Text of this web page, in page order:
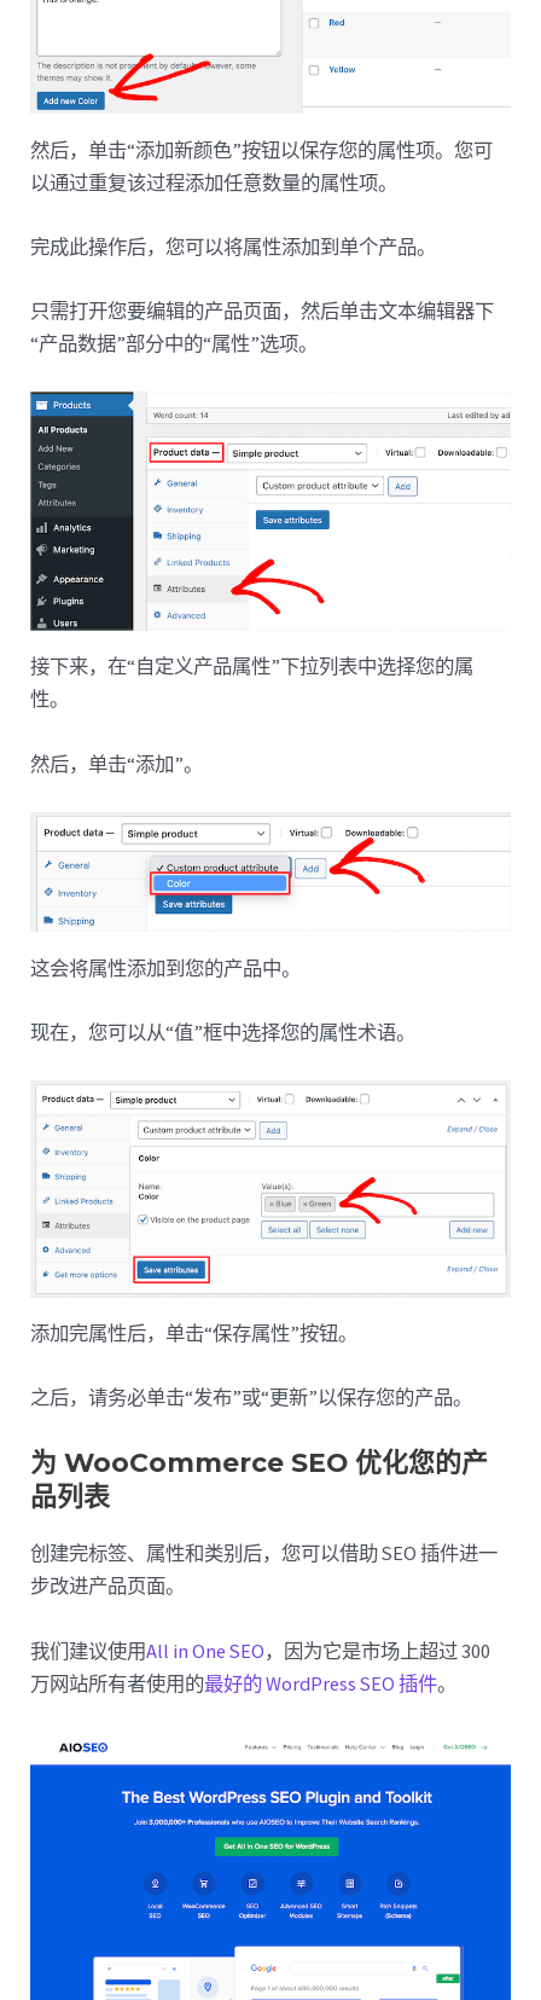
然后，单击“添加新颜色”按钮以保存您的属性项。您可
以通过重复该过程添加任意数量的属性项。
完成此操作后，您可以将属性添加到单个产品。
只需打开您要编辑的产品页面，然后单击文本编辑器下
“产品数据”部分中的“属性”选项。
接下来，在“自定义产品属性”下拉列表中选择您的属
性。
然后，单击“添加”。
这会将属性添加到您的产品中。
现在，您可以从“值”框中选择您的属性术语。
添加完属性后，单击“保存属性”按钮。
之后，请务必单击“发布”或“更新”以保存您的产品。
为 WooCommerce SEO 优化您的产
品列表
创建完标签、属性和类别后，您可以借助 SEO 插件进一
步改进产品页面。
我们建议使用All in One SEO ，因为它是市场上超过 300
万网站所有者使用的最好的 WordPress SEO 插件。